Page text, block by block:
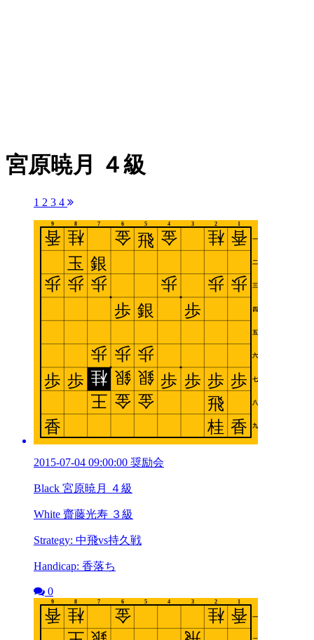
宮原暁月 ４級
1 2 3 4
2015-07-04 09:00:00 奨励会
Black 宮原暁月 ４級
White 齋藤光寿 ３級
Strategy: 中飛vs持久戦
Handicap: 香落ち
0